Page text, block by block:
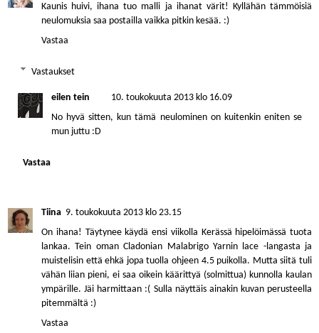
Kaunis huivi, ihana tuo malli ja ihanat värit! Kyllähän tämmöisiä
neulomuksia saa postailla vaikka pitkin kesää. :)
Vastaa
Vastaukset
eilen tein
10. toukokuuta 2013 klo 16.09
No hyvä sitten, kun tämä neulominen on kuitenkin eniten se
mun juttu :D
Vastaa
Tiina 9. toukokuuta 2013 klo 23.15
On ihana! Täytynee käydä ensi viikolla Kerässä hipelöimässä tuota
lankaa. Tein oman Cladonian Malabrigo Yarnin lace -langasta ja
muistelisin että ehkä jopa tuolla ohjeen 4.5 puikolla. Mutta siitä tuli
vähän liian pieni, ei saa oikein käärittyä (solmittua) kunnolla kaulan
ympärille. Jäi harmittaan :( Sulla näyttäis ainakin kuvan perusteella
pitemmältä :)
Vastaa